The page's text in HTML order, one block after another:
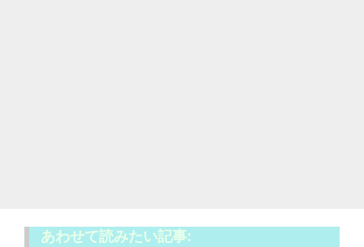
あわせて読みたい記事: